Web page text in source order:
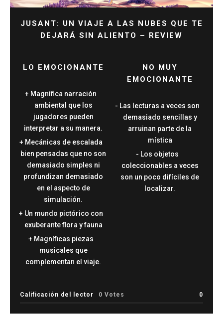
JUSANT: UN VIAJE A LAS NUBES QUE TE
DEJARÁ SIN ALIENTO – REVIEW
Calificación del lector 0 Votes 0
LO EMOCIONANTE
Magnífica narración
ambiental que los
jugadores pueden
interpretar a su manera.
Mecánicas de escalada
bien pensadas que no son
demasiado simples ni
profundizan demasiado
en el aspecto de
simulación.
Un mundo pictórico con
exuberante flora y fauna
Magníficas piezas
musicales que
complementan el viaje.
NO MUY
EMOCIONANTE
Las lecturas a veces son
demasiado sencillas y
arruinan parte de la
mística
Los objetos
coleccionables a veces
son un poco difíciles de
localizar.